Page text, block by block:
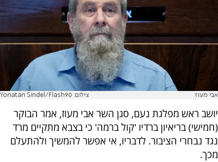
אבי מעוז צילום: Yonatan Sindel/Flash90
יושב ראש מפלגת נעם, סגן השר אבי מעוז, אמר הבוקר
(חמישי) בריאיון ברדיו 'קול ברמה' כי בצבא מתקיים מרד
נגד נבחרי הציבור. לדבריו, אי אפשר להמשיך ולהתעלם
מכך.